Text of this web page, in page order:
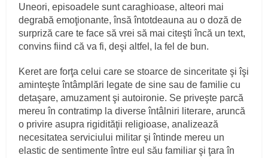
Uneori, episoadele sunt caraghioase, alteori mai
degrabă emoţionante, însă întotdeauna au o doză de
surpriză care te face să vrei să mai citeşti încă un text,
convins fiind că va fi, deşi altfel, la fel de bun.
Keret are forţa celui care se stoarce de sinceritate şi îşi
aminteşte întâmplări legate de sine sau de familie cu
detaşare, amuzament şi autoironie. Se priveşte parcă
mereu în contratimp la diverse întâlniri literare, aruncă
o privire asupra rigidităţii religioase, analizează
necesitatea serviciului militar şi întinde mereu un
elastic de sentimente între eul său familiar şi ţara în